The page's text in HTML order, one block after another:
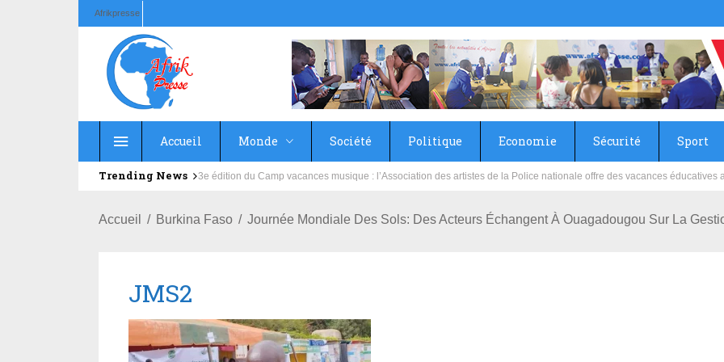
Afrikpresse
Accueil Monde Société Politique Economie Sécurité Sport
Trending News Education : la fédération de la Russie rénove les écoles primaire et collège du Camp Général Aboubacar Sangoulé
Accueil Burkina Faso Journée Mondiale Des Sols: Des Acteurs Échangent À Ouagadougou Sur La
JMS2